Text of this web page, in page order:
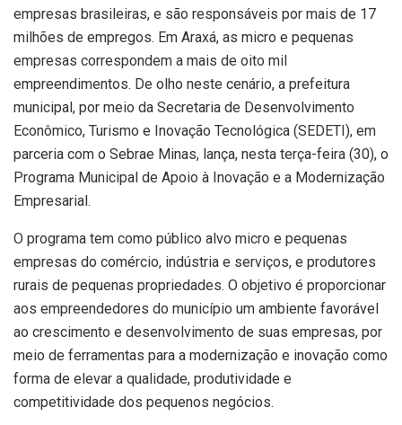
empresas brasileiras, e são responsáveis por mais de 17
milhões de empregos. Em Araxá, as micro e pequenas
empresas correspondem a mais de oito mil
empreendimentos. De olho neste cenário, a prefeitura
municipal, por meio da Secretaria de Desenvolvimento
Econômico, Turismo e Inovação Tecnológica (SEDETI), em
parceria com o Sebrae Minas, lança, nesta terça-feira (30), o
Programa Municipal de Apoio à Inovação e a Modernização
Empresarial.
O programa tem como público alvo micro e pequenas
empresas do comércio, indústria e serviços, e produtores
rurais de pequenas propriedades. O objetivo é proporcionar
aos empreendedores do município um ambiente favorável
ao crescimento e desenvolvimento de suas empresas, por
meio de ferramentas para a modernização e inovação como
forma de elevar a qualidade, produtividade e
competitividade dos pequenos negócios.